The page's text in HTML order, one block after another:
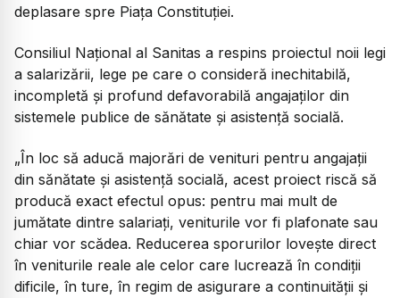
deplasare spre Piața Constituției.
Consiliul Național al Sanitas a respins proiectul noii legi
a salarizării, lege pe care o consideră inechitabilă,
incompletă și profund defavorabilă angajaților din
sistemele publice de sănătate și asistență socială.
„În loc să aducă majorări de venituri pentru angajații
din sănătate și asistență socială, acest proiect riscă să
producă exact efectul opus: pentru mai mult de
jumătate dintre salariați, veniturile vor fi plafonate sau
chiar vor scădea. Reducerea sporurilor lovește direct
în veniturile reale ale celor care lucrează în condiții
dificile, în ture, în regim de asigurare a continuității și